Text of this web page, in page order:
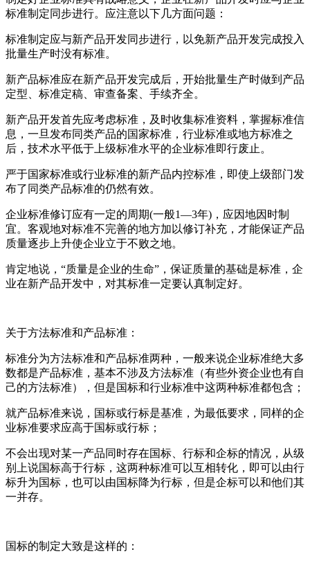
标准制定同步进行。应注意以下几方面问题：
标准制定应与新产品开发同步进行，以免新产品开发完成投入
批量生产时没有标准。
新产品标准应在新产品开发完成后，开始批量生产时做到产品
定型、标准定稿、审查备案、手续齐全。
新产品开发首先应考虑标准，及时收集标准资料，掌握标准信
息，一旦发布同类产品的国家标准，行业标准或地方标准之
后，技术水平低于上级标准水平的企业标准即行废止。
严于国家标准或行业标准的新产品内控标准，即使上级部门发
布了同类产品标准的仍然有效。
企业标准修订应有一定的周期(一般1—3年)，应因地因时制
宜。客观地对标准不完善的地方加以修订补充，才能保证产品
质量逐步上升使企业立于不败之地。
肯定地说，“质量是企业的生命”，保证质量的基础是标准，企
业在新产品开发中，对其标准一定要认真制定好。
关于方法标准和产品标准：
标准分为方法标准和产品标准两种，一般来说企业标准绝大多
数都是产品标准，基本不涉及方法标准（有些外资企业也有自
己的方法标准），但是国标和行业标准中这两种标准都包含；
就产品标准来说，国标或行标是基准，为最低要求，同样的企
业标准要求应高于国标或行标；
不会出现对某一产品同时存在国标、行标和企标的情况，从级
别上说国标高于行标，这两种标准可以互相转化，即可以由行
标升为国标，也可以由国标降为行标，但是企标可以和他们其
一并存。
国标的制定大致是这样的：